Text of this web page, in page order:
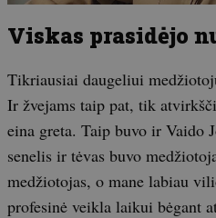
Viskas prasidėjo
Tikriausiai daugeliui
Ir žvejams taip pat, tik
eina greta. Taip buvo ir Vaido
senelis ir tėvas buvo
medžiotojas, o mane labiau
profesinė veikla laikui bėgant